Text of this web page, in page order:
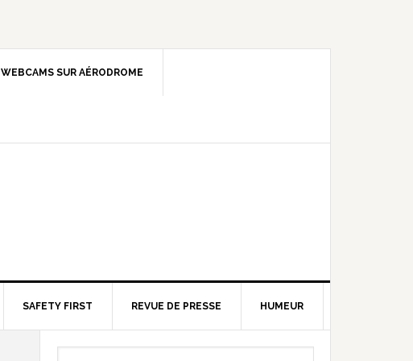
WEBCAMS SUR AÉRODROME
SAFETY FIRST REVUE DE PRESSE HUMEUR